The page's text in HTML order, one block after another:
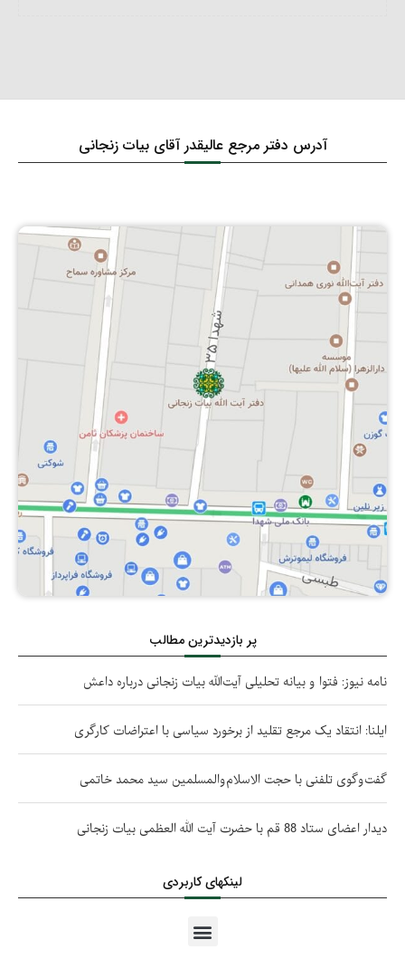
آدرس دفتر مرجع عالیقدر آقای بیات زنجانی
پر بازدیدترین مطالب
نامه نیوز: فتوا و بیانه تحلیلی آیت‌الله بیات زنجانی درباره داعش
ایلنا: انتقاد یک مرجع تقلید از برخورد سیاسی با اعتراضات کارگری
گفت‌وگوی تلفنی با حجت الاسلام‌والمسلمین سید محمد خاتمی
دیدار اعضای ستاد 88 قم با حضرت آیت الله العظمی بیات زنجانی
لینکهای کاربردی